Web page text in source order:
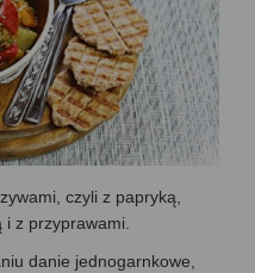
czyli z papryką,
z przyprawami.
danie jednogarnkowe,